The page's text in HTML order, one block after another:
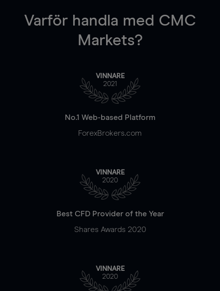
Varför handla med CMC
Markets?
VINNARE
2021
No.1 Web-based Platform
ForexBrokers.com
VINNARE
2020
Best CFD Provider of the Year
Shares Awards 2020
VINNARE
2020